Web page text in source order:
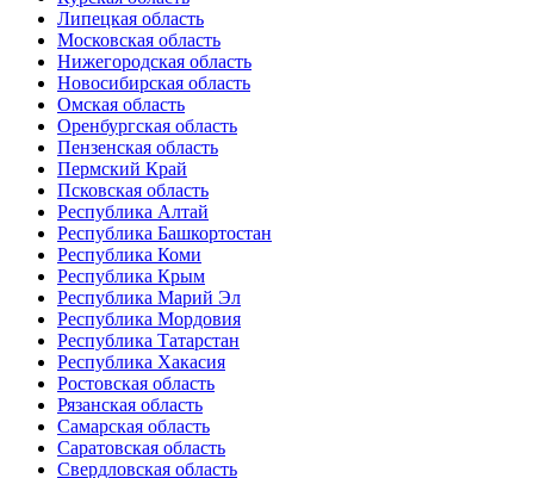
Липецкая область
Московская область
Нижегородская область
Новосибирская область
Омская область
Оренбургская область
Пензенская область
Пермский Край
Псковская область
Республика Алтай
Республика Башкортостан
Республика Коми
Республика Крым
Республика Марий Эл
Республика Мордовия
Республика Татарстан
Республика Хакасия
Ростовская область
Рязанская область
Самарская область
Саратовская область
Свердловская область